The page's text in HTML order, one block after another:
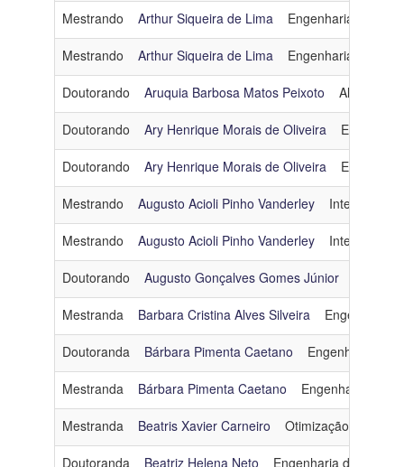
Mestrando Arthur Siqueira de Lima Engenharia de
Mestrando Arthur Siqueira de Lima Engenharia de
Doutorando Aruquia Barbosa Matos Peixoto
Doutorando Ary Henrique Morais de Oliveira
Doutorando Ary Henrique Morais de Oliveira
Mestrando Augusto Acioli Pinho Vanderley Inteligência
Mestrando Augusto Acioli Pinho Vanderley Inteligência
Doutorando Augusto Gonçalves Gomes Júnior
Mestranda Barbara Cristina Alves Silveira Engenharia
Doutoranda Bárbara Pimenta Caetano Engenharia de
Mestranda Bárbara Pimenta Caetano Engenharia de
Mestranda Beatris Xavier Carneiro Otimização
Doutoranda Beatriz Helena Neto Engenharia de Dados